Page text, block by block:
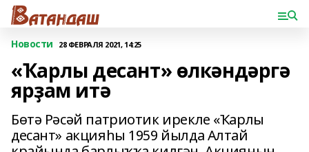
Новости 28 ФЕВРАЛЯ 2021, 14:25
«Ҡарлы десант» өлкәндәргә
ярҙам итә
Бөтә Рәсәй патриотик ирекле «Ҡарлы
десант» акцияһы 1959 йылда Алтай